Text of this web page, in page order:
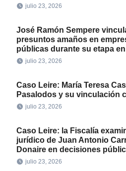
julio 23, 2026
José Ramón Sempere
presuntos amaños en
públicas durante su etapa
julio 23, 2026
Caso Leire: María Teresa
Pasalodos y su vinculación
julio 23, 2026
Caso Leire: la Fiscalía
jurídico de Juan Antonio
Donaire en decisiones
julio 23, 2026